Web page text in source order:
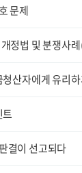
문제
정법 및 분쟁사
산자에게 유리
결이 선고되다